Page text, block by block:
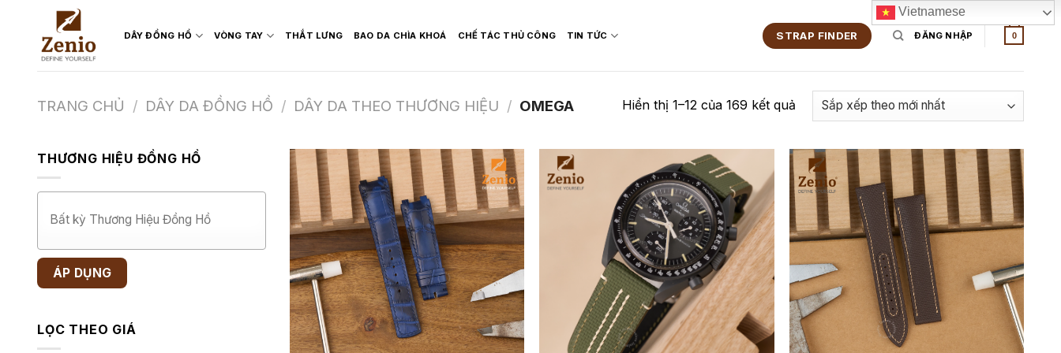
content
DÂY ĐỒNG HỒ VÒNG TAY THẮT LƯNG BAO DA CHÌA KHOÁ CHẾ TÁC THỦ CÔNG TIN TỨC STRAP FINDER ĐĂNG NHẬP 0
TRANG CHỦ / DÂY DA ĐỒNG HỒ / DÂY DA THEO THƯƠNG HIỆU / OMEGA Hiển thị 1–12 của 169 kết quả
THƯƠNG HIỆU ĐỒNG HỒ
ÁP DỤNG
LỌC THEO GIÁ
Vietnamese